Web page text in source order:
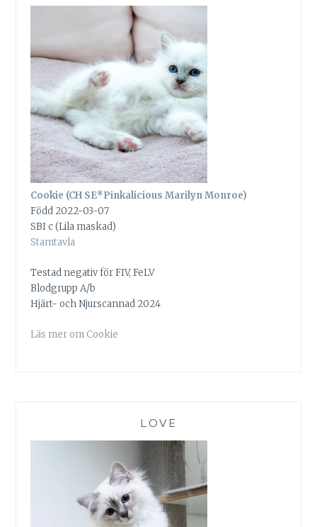
Cookie (CH SE*Pinkalicious Marilyn Monroe)
Född 2022-03-07
SBI c (Lila maskad)
Stamtavla
Testad negativ för FIV, FeLV
Blodgrupp A/b
Hjärt- och Njurscannad 2024
Läs mer om Cookie
LOVE